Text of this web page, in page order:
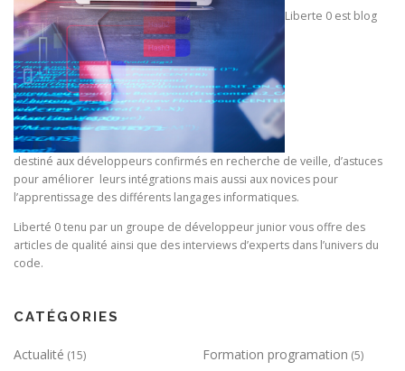
Liberte 0 est blog
destiné aux développeurs confirmés en recherche de veille, d’astuces
pour améliorer leurs intégrations mais aussi aux novices pour
l’apprentissage des différents langages informatiques.
Liberté 0 tenu par un groupe de développeur junior vous offre des
articles de qualité ainsi que des interviews d’experts dans l’univers du
code.
CATÉGORIES
Actualité (15) Formation programation (5)